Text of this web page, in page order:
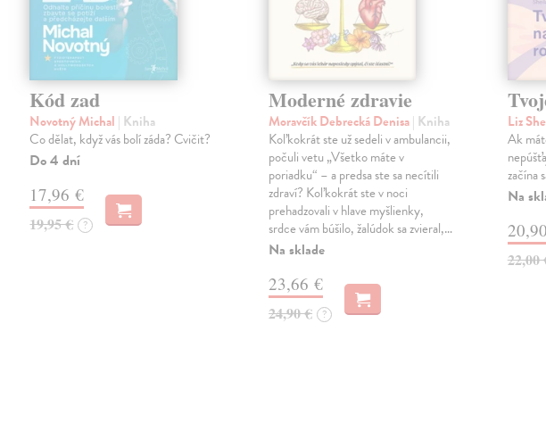
Kód zad
Novotný Michal | Kniha
Co dělat, když vás bolí záda? Cvičit?
Do 4 dní
17,96 €
19,95 € ?
Moderné zdravie
Moravčík Debrecká Denisa| Kniha
Koľkokrát ste už sedeli v ambulancii,
počuli vetu „Všetko máte v
poriadku“ – a predsa ste sa necítili
zdraví? Koľkokrát ste v noci
prehadzovali v hlave myšlienky,
srdce vám búšilo, žalúdok sa zvieral,…
Na sklade
23,66 €
24,90 € ?
Liz
Ak
začína
Na
22,00